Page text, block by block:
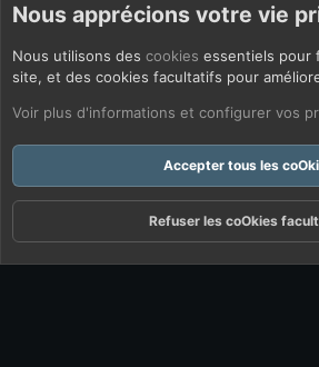
Nous apprécions votre vie
Nous utilisons des cookies essentiels pour
site, et des cookies facultatifs pour
Voir plus d'informations et configurer vos
Accepter tous les
Refuser les coOkies